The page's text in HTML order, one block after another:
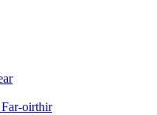
oirthir